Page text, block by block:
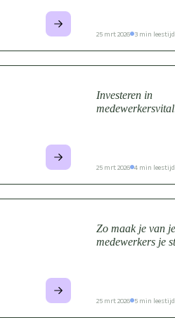
25 mrt 2026 3 min leestijd
Investeren in
25 mrt 2026 4 min leestijd
Zo maak je van je
medewerkers je
25 mrt 2026 5 min leestijd